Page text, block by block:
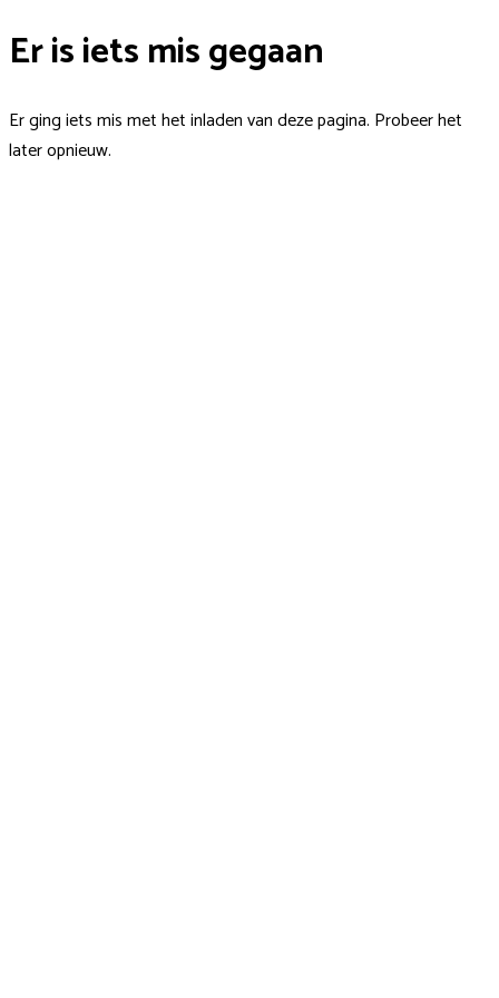
Er is iets mis gegaan
Er ging iets mis met het inladen van deze pagina. Probeer het
later opnieuw.